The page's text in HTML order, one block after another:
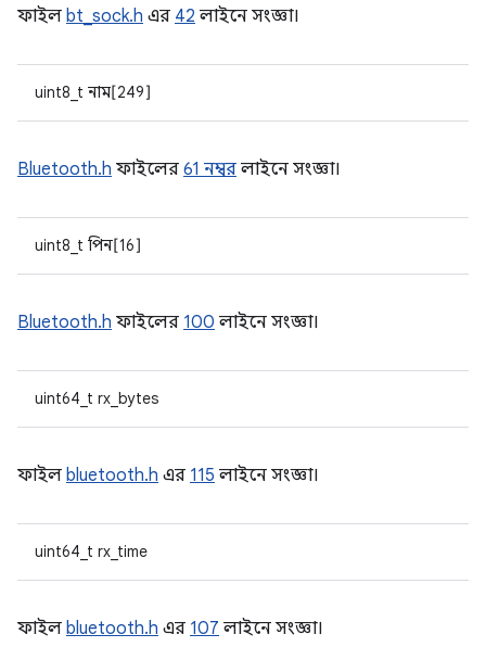
ফাইল bt_sock.h এর 42 লাইনে সংজ্ঞা।
uint8_t নাম[249]
Bluetooth.h ফাইলের 61 নম্বর লাইনে সংজ্ঞা।
uint8_t পিন[16]
Bluetooth.h ফাইলের 100 লাইনে সংজ্ঞা।
uint64_t rx_bytes
ফাইল bluetooth.h এর 115 লাইনে সংজ্ঞা।
uint64_t rx_time
ফাইল bluetooth.h এর 107 লাইনে সংজ্ঞা।